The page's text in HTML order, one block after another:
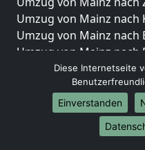
Umzug von Mainz nach
Umzug von Mainz nach
Umzug von Mainz nach
Umzug von Mainz
Umzug von Mainz
Umzug von Mainz nach
Umzug von Mainz
Umzug von Mainz
Diese Internetseite
Einverstanden